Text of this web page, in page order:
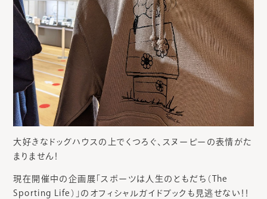
大好きなドッグハウスの上でくつろぐ、スヌーピーの表情がた
まりません！
現在開催中の企画展「スポーツは人生のともだち（The
Sporting Life）」のオフィシャルガイドブックも見逃せない！！